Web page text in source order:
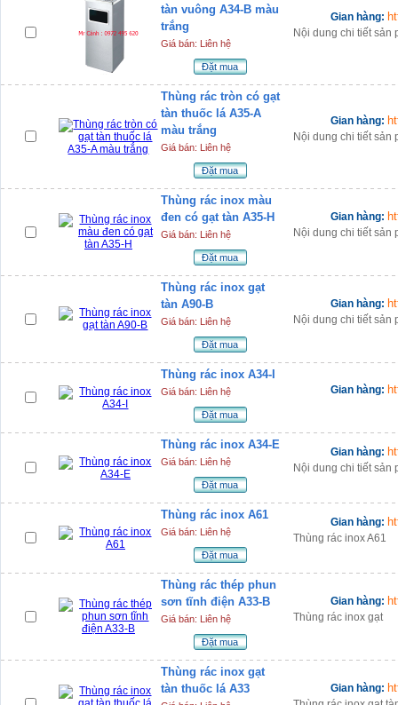
tàn vuông A34-B màu
trắng
Giá bán: Liên hệ
Đặt mua
Gian hàng:
Nội dung chi tiết sản
Thùng rác tròn có gạt
tàn thuốc lá A35-A
màu trắng
Giá bán: Liên hệ
Đặt mua
Gian hàng:
Nội dung chi tiết sản
Thùng rác inox màu
đen có gạt tàn A35-H
Giá bán: Liên hệ
Đặt mua
Gian hàng:
Nội dung chi tiết sản
Thùng rác inox gạt
tàn A90-B
Giá bán: Liên hệ
Đặt mua
Gian hàng:
Nội dung chi tiết sản
Thùng rác inox A34-I
Giá bán: Liên hệ
Đặt mua
Gian hàng:
Thùng rác inox A34-E
Giá bán: Liên hệ
Đặt mua
Gian hàng:
Nội dung chi tiết sản
Thùng rác inox A61
Giá bán: Liên hệ
Đặt mua
Gian hàng:
Thùng rác inox A61
Thùng rác thép phun
sơn tĩnh điện A33-B
Giá bán: Liên hệ
Đặt mua
Gian hàng:
Thùng rác inox gạt
Thùng rác inox gạt
tàn thuốc lá A33
Gian hàng: